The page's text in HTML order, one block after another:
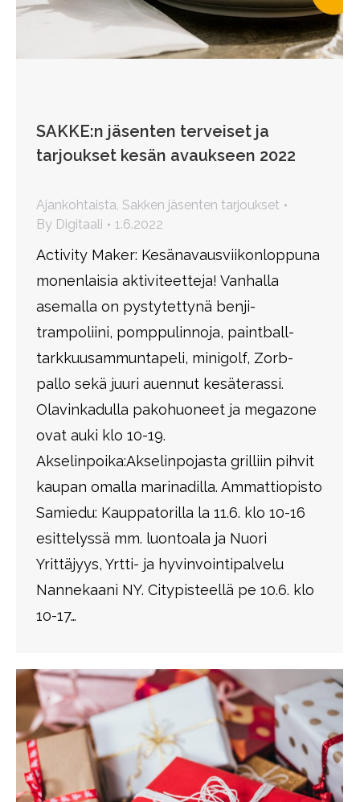
SAKKE:n jäsenten terveiset ja
tarjoukset kesän avaukseen 2022
Ajankohtaista, Sakken jäsenten tarjoukset
By Digitaali 1.6.2022
Activity Maker: Kesänavausviikonloppuna
monenlaisia aktiviteetteja! Vanhalla
asemalla on pystytettynä benji-
trampoliini, pomppulinnoja, paintball-
tarkkuusammuntapeli, minigolf, Zorb-
pallo sekä juuri auennut kesäterassi.
Olavinkadulla pakohuoneet ja megazone
ovat auki klo 10-19.
Akselinpoika:Akselinpojasta grilliin pihvit
kaupan omalla marinadilla. Ammattiopisto
Samiedu: Kauppatorilla la 11.6. klo 10-16
esittelyssä mm. luontoala ja Nuori
Yrittäjyys, Yrtti- ja hyvinvointipalvelu
Nannekaani NY. Citypisteellä pe 10.6. klo
10-17…